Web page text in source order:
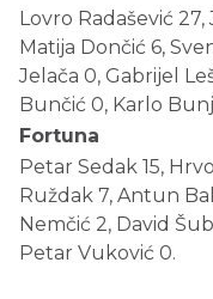
Lovro Radašević 27,
Matija Dončić 6,
Jelača 0, Gabrijel
Bunčić 0, Karlo
Fortuna
Petar Sedak 15,
Ruždak 7, Antun
Nemčić 2, David
Petar Vuković 0.